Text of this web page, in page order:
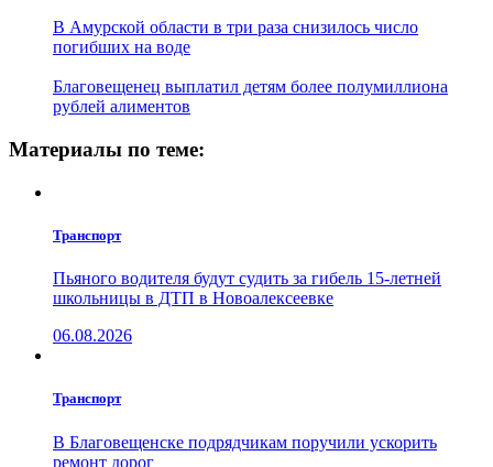
В Амурской области в три раза снизилось число
погибших на воде
Благовещенец выплатил детям более полумиллиона
рублей алиментов
Материалы по теме:
Транспорт
Пьяного водителя будут судить за гибель 15-летней
школьницы в ДТП в Новоалексеевке
06.08.2026
Транспорт
В Благовещенске подрядчикам поручили ускорить
ремонт дорог